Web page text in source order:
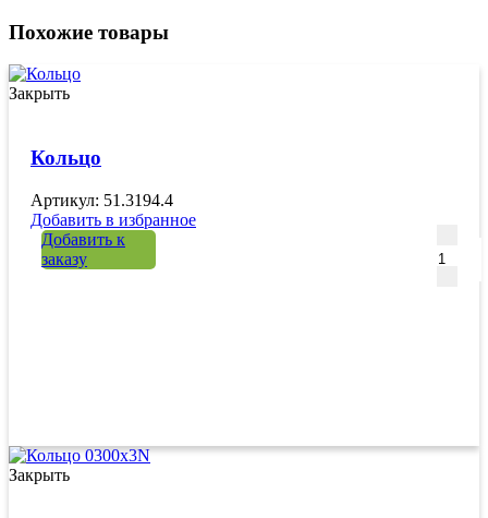
Похожие товары
Закрыть
Кольцо
Артикул: 51.3194.4
Добавить в избранное
Добавить к
заказу
Закрыть